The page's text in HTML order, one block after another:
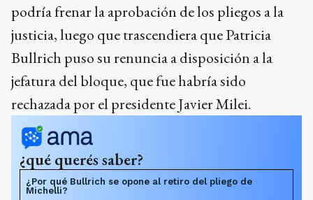
podría frenar la aprobación de los pliegos a la
justicia, luego que trascendiera que Patricia
Bullrich puso su renuncia a disposición a la
jefatura del bloque, que fue habría sido
rechazada por el presidente Javier Milei.
¿qué querés saber?
¿Por qué Bullrich se opone al retiro del pliego de
Michelli?